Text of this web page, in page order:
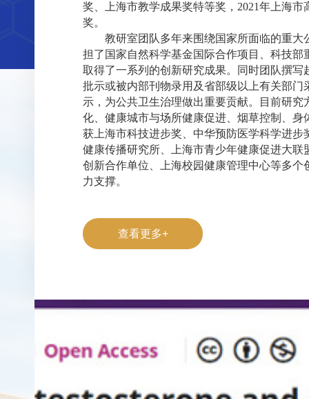
奖、上海市教学成果奖特等奖，2021年上海
奖。
教研室团队多年来围绕国家所面临的重
担了国家自然科学基金国际合作项目、科技
取得了一系列的创新研究成果。同时团队撰
批示或被内部刊物录用及省部级以上有关部
示，为公共卫生治理做出重要贡献。目前研
化、健康城市与场所健康促进、烟草控制、
获上海市科技进步奖、中华预防医学科学进
健康传播研究所、上海市青少年健康促进大
创新合作单位、上海校园健康管理中心等多
力支撑。
查看更多+
近期动态